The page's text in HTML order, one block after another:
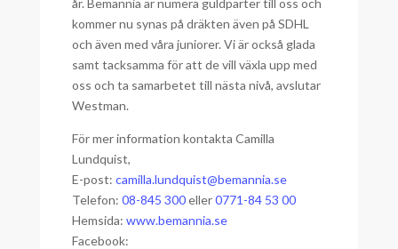
kommer nu synas på dräkten även på SDHL
och även med våra juniorer. Vi är också glada
samt tacksamma för att de vill växla upp med
oss och ta samarbetet till nästa nivå, avslutar
Westman.
För mer information kontakta Camilla
Lundquist,
E-post: camilla.lundquist@bemannia.se
Telefon: 08-845 300eller0771-84 53 00
Hemsida: www.bemannia.se
Facebook: